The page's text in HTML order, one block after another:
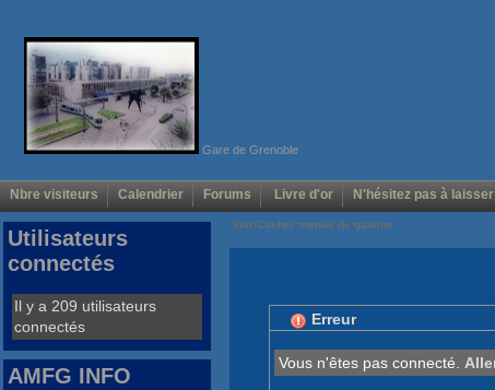
Gare de Grenoble
Nbre visiteurs Calendrier Forums Livre d'or N'hésitez pas à
Voir/Cacher menus de gauche
Erreur
Vous n'êtes pas connecté.
Utilisateurs
connectés
Il y a 209 utilisateurs
connectés
AMFG INFO